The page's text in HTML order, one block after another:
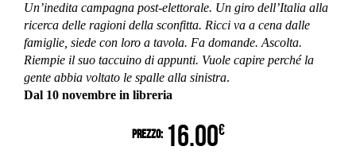
Un’inedita campagna post-elettorale. Un giro dell’Italia alla
ricerca delle ragioni della sconfitta. Ricci va a cena dalle
famiglie, siede con loro a tavola. Fa domande. Ascolta.
Riempie il suo taccuino di appunti. Vuole capire perché la
gente abbia voltato le spalle alla sinistra.
Dal 10 novembre in libreria
Prezzo: 16.00€